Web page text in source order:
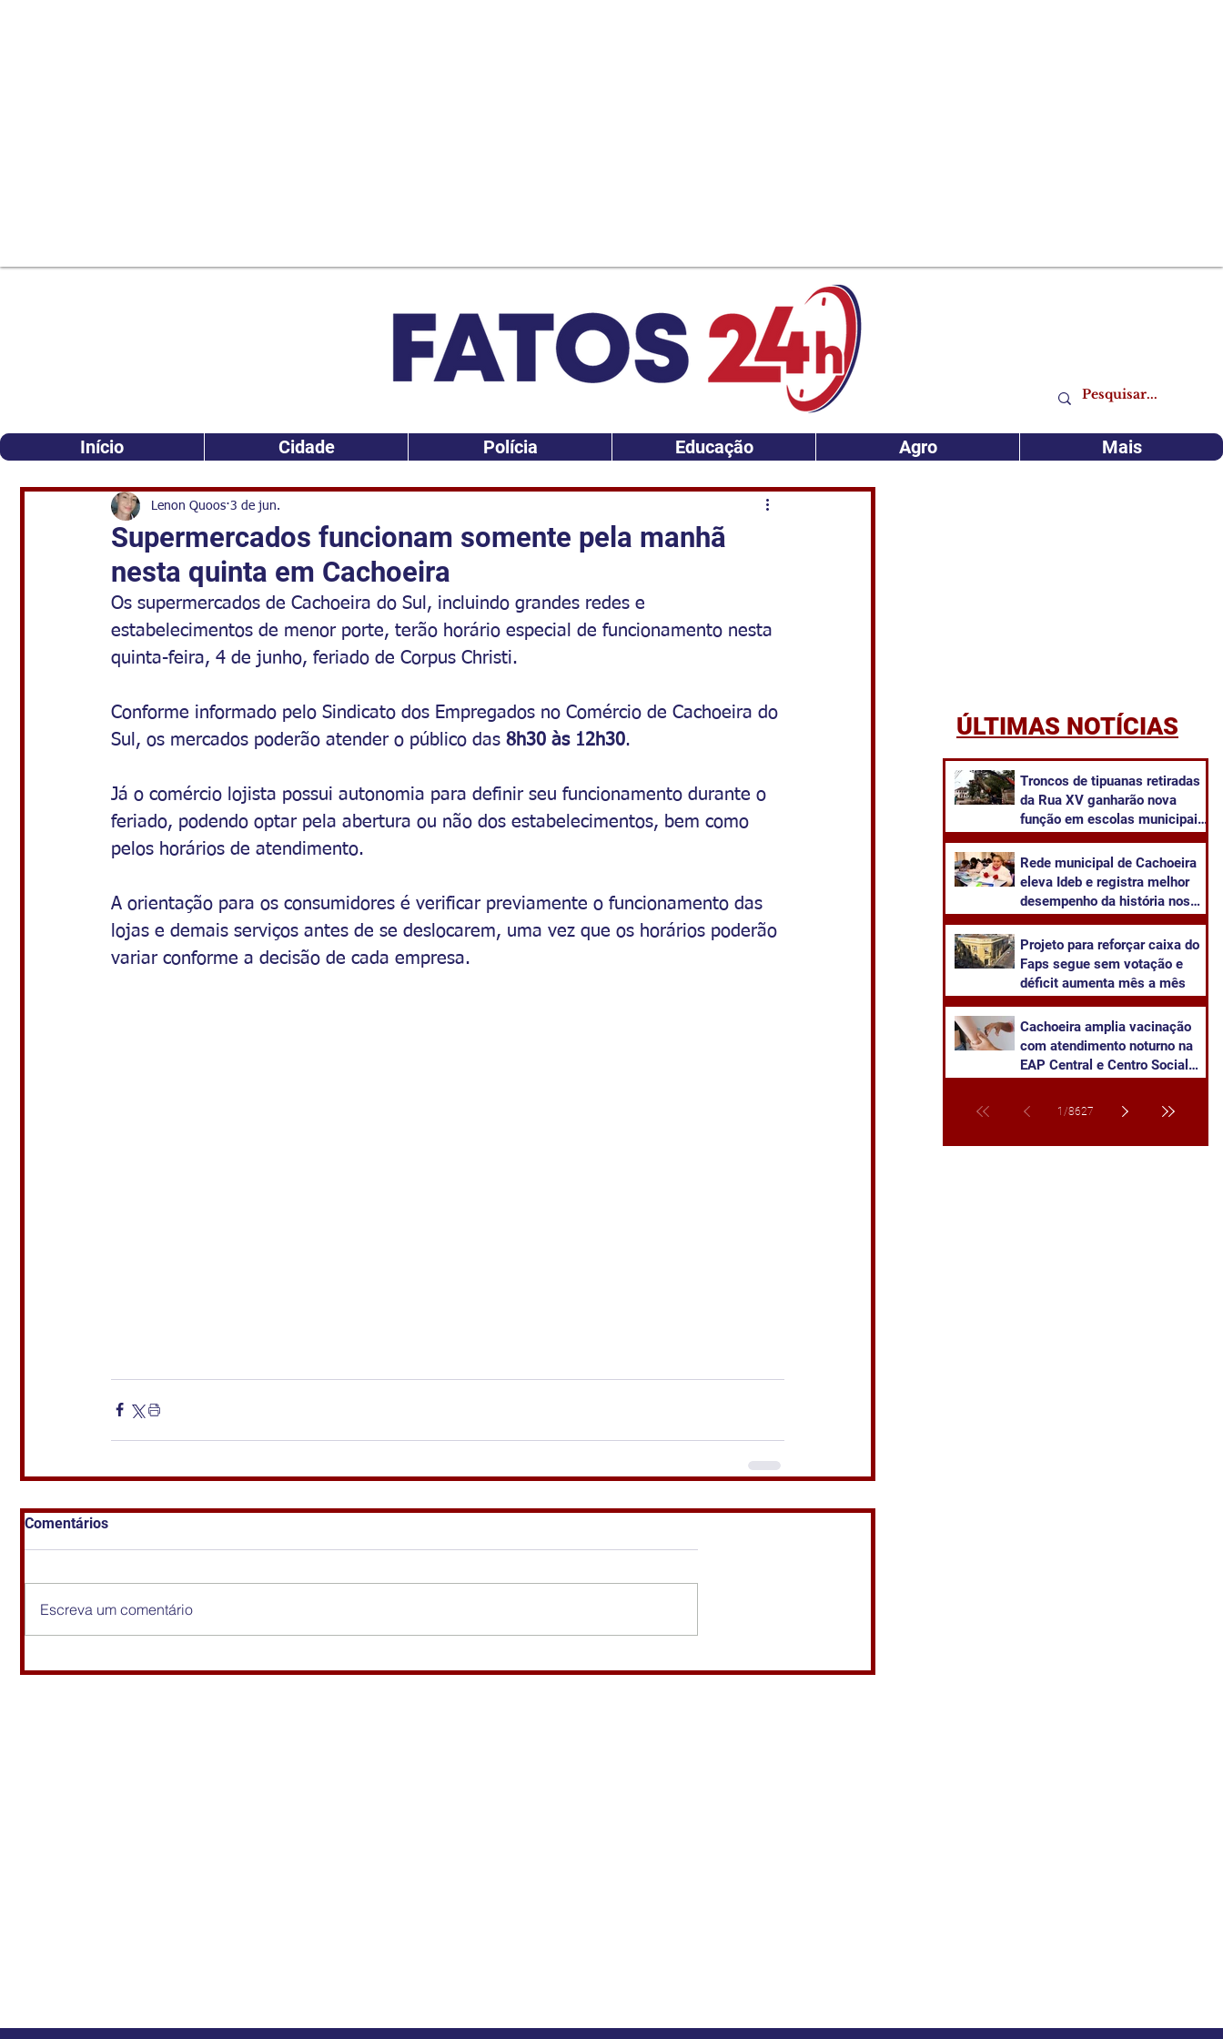
Início Cidade Polícia Educação Agro Mais
Supermercados funcionam somente pela manhã
nesta quinta em Cachoeira
Lenon Quoos 3 de jun.
Os supermercados de Cachoeira do Sul, incluindo grandes redes e
estabelecimentos de menor porte, terão horário especial de funcionamento nesta
quinta-feira, 4 de junho, feriado de Corpus Christi.
Conforme informado pelo Sindicato dos Empregados no Comércio de Cachoeira do
Sul, os mercados poderão atender o público das 8h30 às 12h30.
Já o comércio lojista possui autonomia para definir seu funcionamento durante o
feriado, podendo optar pela abertura ou não dos estabelecimentos, bem como
pelos horários de atendimento.
A orientação para os consumidores é verificar previamente o funcionamento das
lojas e demais serviços antes de se deslocarem, uma vez que os horários poderão
variar conforme a decisão de cada empresa.
Comentários
Escreva um comentário
ÚLTIMAS NOTÍCIAS
Troncos de tipuanas retiradas
da Rua XV ganharão nova
função em escolas municipais
Rede municipal de Cachoeira
eleva Ideb e registra melhor
desempenho da história nos
Projeto para reforçar caixa do
Faps segue sem votação e
déficit aumenta mês a mês
Cachoeira amplia vacinação
com atendimento noturno na
EAP Central e Centro Social
1 /8627